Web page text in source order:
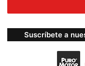
Suscríbete a